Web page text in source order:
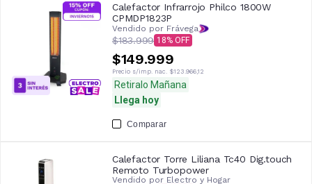
Calefactor Infrarrojo Philco 1800W
CPMDP1823P
Vendido por Frávega
$183.999 18
$149.999
Precio s/imp. nac. $123.966,12
Retiralo Mañana
Llega hoy
Comparar
Calefactor Torre Liliana Tc40 Dig.touch
Remoto Turbopower
Vendido por Electro y Hogar